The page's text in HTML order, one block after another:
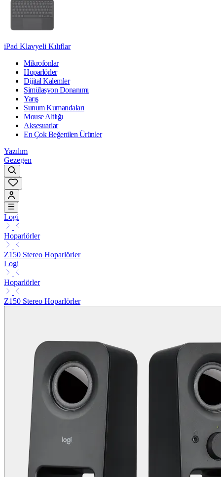
iPad Klavyeli Kılıflar
Mikrofonlar
Hoparlörler
Dijital Kalemler
Simülasyon Donanımı
Yarış
Sunum Kumandaları
Mouse Altlığı
Aksesuarlar
En Çok Beğenilen Ürünler
Yazılım
Gezegen
Logi
Hoparlörler
Z150 Stereo Hoparlörler
Logi
Hoparlörler
Z150 Stereo Hoparlörler